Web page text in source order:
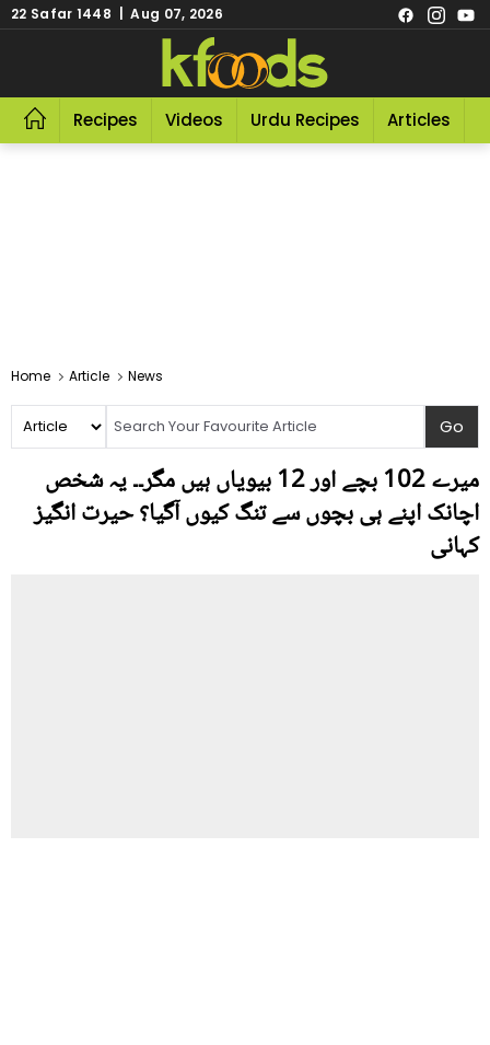
22 Safar 1448 | Aug 07, 2026
Recipes Videos Urdu Recipes Articles
Home Article News
میرے 102 بچے اور 12 بیویاں ہیں مگر۔۔ یہ شخص
اچانک اپنے ہی بچوں سے تنگ کیوں آگیا؟ حیرت انگیز
کہانی